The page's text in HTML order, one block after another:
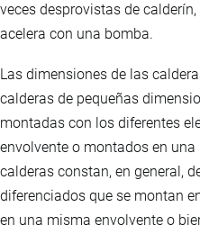
veces desprovistas de
acelera con una bomba.
Las dimensiones de las
calderas de pequeñas
montadas con los diferentes
envolvente o montados en
calderas constan, en general,
diferenciados que se montan
en una misma envolvente o